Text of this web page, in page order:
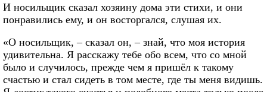
И носильщик сказал хозяину дома эти стихи, и они
понравились ему, и он восторгался, слушая их.
«О носильщик, – сказал он, – знай, что моя история
удивительна. Я расскажу тебе обо всем, что со мной
было и случилось, прежде чем я пришёл к такому
счастью и стал сидеть в том месте, где ты меня видишь.